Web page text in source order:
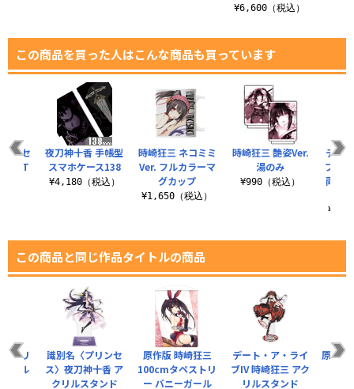
¥6,600（税込）
この商品を買った人はこんな商品も買っています
時崎狂三 ネコミミ
Ver. フルカラーマ
グカップ
¥1,650（税込）
時崎狂三 艶姿Ver.
湯のみ
¥990（税込）
デー
ブIV
両面
ンセ
香 T
夜刀神十香 手帳型
スマホケース138
¥4,180（税込）
この商品と同じ作品タイトルの商品
原作版 時崎狂三
100cmタペストリ
ー バニーガール
デート・ア・ライ
ブIV 時崎狂三 アク
リルスタンド
原作版
クリ
ホル
識別名〈プリンセ
ス〉夜刀神十香 ア
クリルスタンド